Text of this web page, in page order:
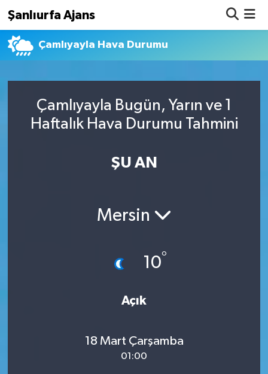
Şanlıurfa Ajans
Çamlıyayla Hava Durumu
Çamlıyayla Bugün, Yarın ve 1
Haftalık Hava Durumu Tahmini
ŞU AN
Mersin
10°
Açık
18 Mart Çarşamba
01:00
Nöbetçi Eczaneler
Namaz Vakitleri
Süper Lig Puan Durumu ve Fikstür